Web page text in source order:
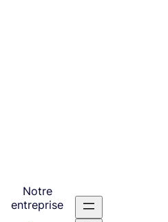
Notre
entreprise